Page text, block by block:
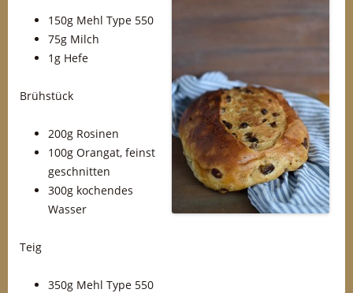
150g Mehl Type 550
75g Milch
1g Hefe
Brühstück
200g Rosinen
100g Orangat, feinst
geschnitten
300g kochendes
Wasser
Teig
350g Mehl Type 550